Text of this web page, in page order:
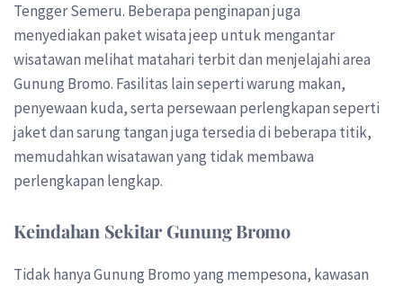
Tengger Semeru. Beberapa penginapan juga
menyediakan paket wisata jeep untuk mengantar
wisatawan melihat matahari terbit dan menjelajahi area
Gunung Bromo. Fasilitas lain seperti warung makan,
penyewaan kuda, serta persewaan perlengkapan seperti
jaket dan sarung tangan juga tersedia di beberapa titik,
memudahkan wisatawan yang tidak membawa
perlengkapan lengkap.
Keindahan Sekitar Gunung Bromo
Tidak hanya Gunung Bromo yang mempesona, kawasan